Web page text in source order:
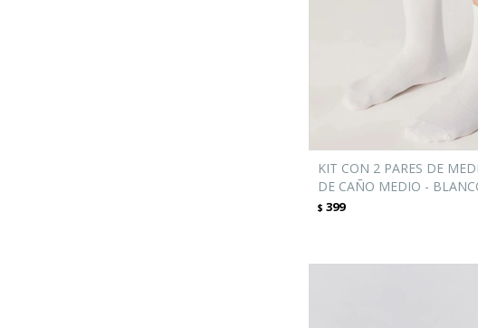
KIT CON 2 PARES DE
DE CAÑO MEDIO -
$ 399